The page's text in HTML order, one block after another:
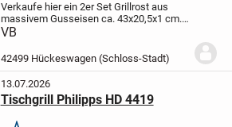
Verkaufe hier ein 2er Set Grillrost aus
massivem Gusseisen ca. 43x20,5x1 cm.
Es Handelt sich um Amazon Retouren .
Sachmängelhaftung, keine Garantie,
keine Gewährleistung!...
VB
42499 Hückeswagen (Schloss-Stadt)
13.07.2026
Tischgrill Philipps HD 4419